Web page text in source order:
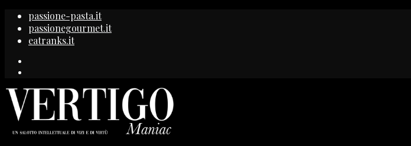
passione-pasta.it
passionegourmet.it
eatranks.it